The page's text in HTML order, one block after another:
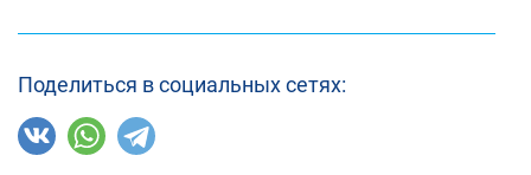
Поделиться в социальных сетях: